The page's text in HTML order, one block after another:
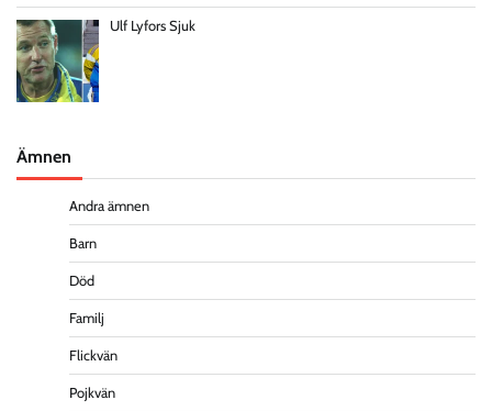
Ulf Lyfors Sjuk
Ämnen
Andra ämnen
Barn
Död
Familj
Flickvän
Pojkvän